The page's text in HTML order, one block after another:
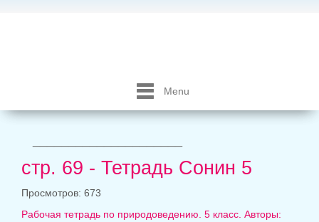
Menu
стр. 69 - Тетрадь Сонин 5
Просмотров: 673
Рабочая тетрадь по природоведению. 5 класс. Авторы: